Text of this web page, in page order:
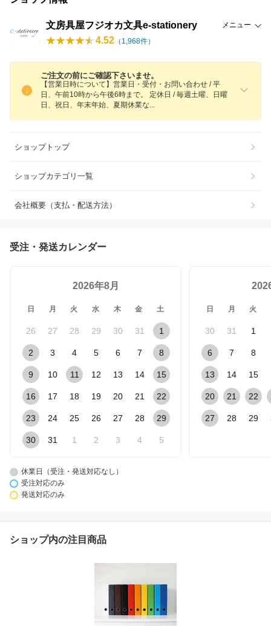
文房具屋フジオカ文具e-stationery メニュー
4.52 （ 1,968件）
ご注文の前にご確認下さいませ。
【営業日時について】営業日・受付・お問い合わせ / 平
日、午前10時から午後6時まで。 定休日 / 毎週土曜、日曜
日、祝日、年末年始、夏期休業な
ショップトップ
ショップカテゴリ一覧
会社概要（支払・配送方法）
受注・発送カレンダー
2026年8月
日 月 火 水 木 金 土
26 27 28 29 30 31 1
2 3 4 5 6 7 8
9 10 11 12 13 14 15
16 17 18 19 20 21 22
23 24 25 26 27 28 29
30 31 1 2 3 4 5
日 月 火
30 31 1
6 7 8
13 14 15
20 21 22
27 28 29
休業日（受注・発送対応なし）
受注対応のみ
発送対応のみ
ショップ内の注目商品